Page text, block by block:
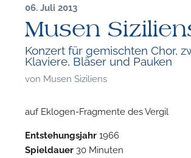
06. Juli 2013
Musen
Konzert für gemischten Chor,
Klaviere, Bläser und Pauken
von Musen Siziliens
auf Eklogen-Fragmente des Vergil
Entstehungsjahr 1966
Spieldauer 30 Minuten